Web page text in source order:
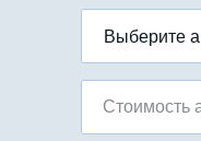
Стоимость